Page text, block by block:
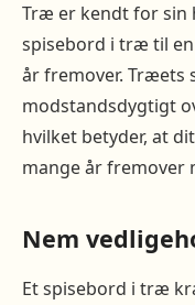
Træ er kendt for sin
spisebord i træ til
år fremover. Træets
modstandsdygtigt
hvilket betyder, at
mange år fremover
Nem
Et spisebord i træ